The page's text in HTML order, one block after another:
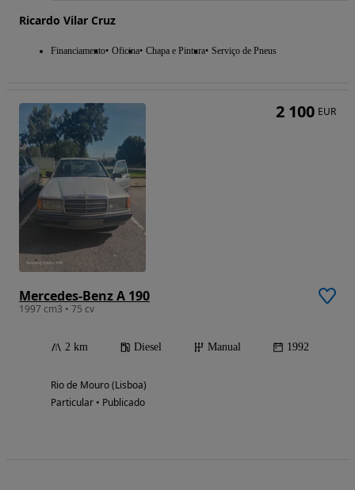
Ricardo Vilar Cruz
Financiamento Oficina Chapa e Pintura Serviço de Pneus
Mercedes-Benz A 190
1997 cm3 • 75 cv
2 km Diesel Manual 1992
Rio de Mouro (Lisboa)
Particular • Publicado
2 100 EUR